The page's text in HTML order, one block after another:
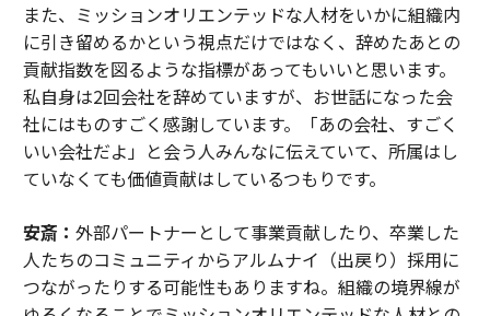
また、ミッションオリエンテッドな人材をいかに組織内
に引き留めるかという視点だけではなく、辞めたあとの
貢献指数を図るような指標があってもいいと思います。
私自身は2回会社を辞めていますが、お世話になった会
社にはものすごく感謝しています。「あの会社、すごく
いい会社だよ」と会う人みんなに伝えていて、所属はし
ていなくても価値貢献はしているつもりです。
安斎： 外部パートナーとして事業貢献したり、卒業した
人たちのコミュニティからアルムナイ（出戻り）採用に
つながったりする可能性もありますね。組織の境界線が